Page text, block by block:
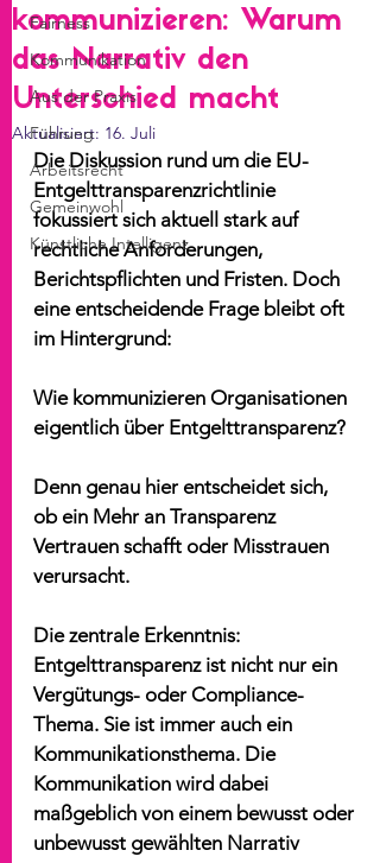
Fairness
Kommunikation
Aus der Praxis
Führung
Arbeitsrecht
Gemeinwohl
Künstliche Intelligenz
kommunizieren: Warum
das Narrativ den
Unterschied macht
Aktualisiert: 16. Juli
Die Diskussion rund um die EU-
Entgelttransparenzrichtlinie
fokussiert sich aktuell stark auf
rechtliche Anforderungen,
Berichtspflichten und Fristen. Doch
eine entscheidende Frage bleibt oft
im Hintergrund:
Wie kommunizieren Organisationen
eigentlich über Entgelttransparenz?
Denn genau hier entscheidet sich,
ob ein Mehr an Transparenz
Vertrauen schafft oder Misstrauen
verursacht.
Die zentrale Erkenntnis:
Entgelttransparenz ist nicht nur ein
Vergütungs- oder Compliance-
Thema. Sie ist immer auch ein
Kommunikationsthema. Die
Kommunikation wird dabei
maßgeblich von einem bewusst oder
unbewusst gewählten Narrativ